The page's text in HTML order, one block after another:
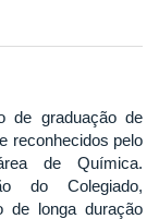
de graduação de
reconhecidos pelo
de Química.
do Colegiado,
de longa duração